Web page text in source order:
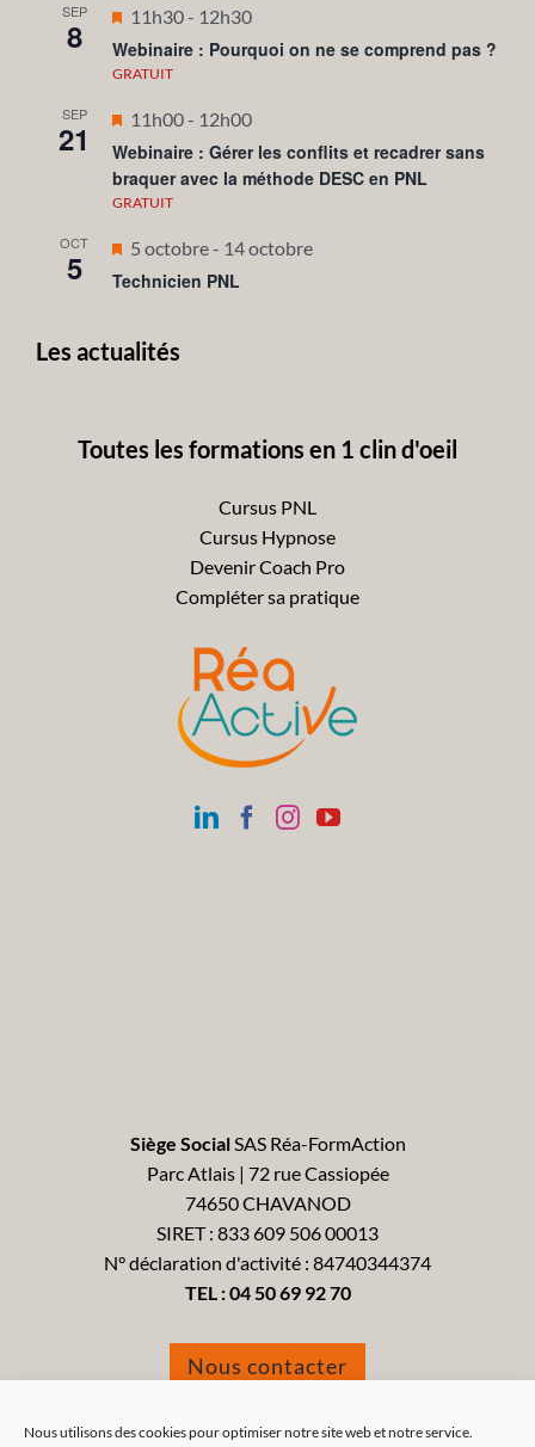
Nous utilisons des cookies pour optimiser notre site web et notre service.
SEP
8
Mis
en
avant
11h30- 12h30
Webinaire : Pourquoi on ne se comprend pas ?
GRATUIT
SEP
21
Mis
en
avant
11h00- 12h00
Webinaire : Gérer les conflits et recadrer sans
braquer avec la méthode DESC en PNL
GRATUIT
OCT
5
Mis
en
5 octobre- 14 octobre
Technicien PNL
Les actualités
Toutes les formations en 1 clin d'oeil
Cursus PNL
Cursus Hypnose
Devenir Coach Pro
Compléter sa pratique
Siège SocialSAS Réa-FormAction
Parc Atlais | 72 rue Cassiopée
74650 CHAVANOD
SIRET : 833 609 506 00013
N° déclaration d'activité : 84740344374
TEL :04 50 69 92 70
Nous contacter